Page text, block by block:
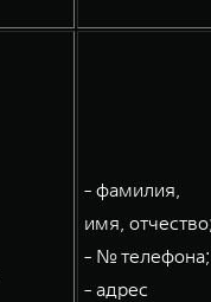
- фамилия,
имя,
- № телефона;
- адрес